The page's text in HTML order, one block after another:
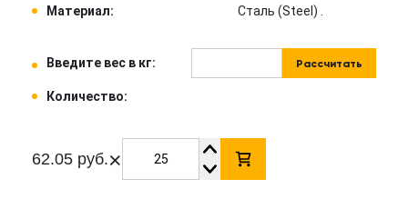
Материал:
Сталь (Steel) .
Введите вес в кг: Рассчитать
Количество:
62.05 руб.×